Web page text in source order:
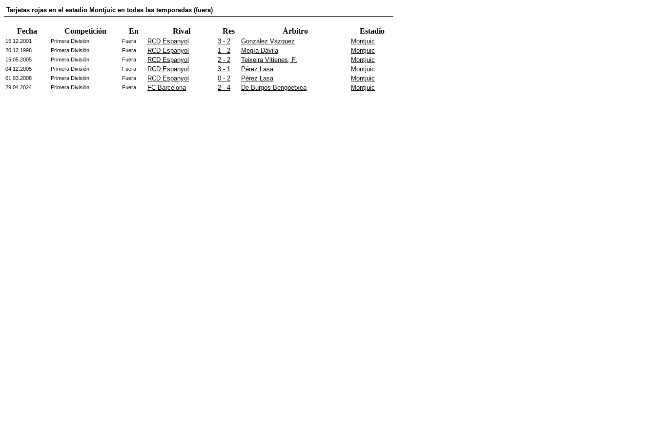
Tarjetas rojas en el estadio Montjuic en todas las temporadas (fuera)
Fecha Competición En Rival Res Árbitro Estadio
15.12.2001 Primera División Fuera RCD Espanyol 3 - 2 González Vázquez Montjuic
20.12.1998 Primera División Fuera RCD Espanyol 1 - 2 Megía Dávila Montjuic
15.05.2005 Primera División Fuera RCD Espanyol 2 - 2 Teixeira Vitienes, F. Montjuic
04.12.2005 Primera División Fuera RCD Espanyol 3 - 1 Pérez Lasa Montjuic
01.03.2008 Primera División Fuera RCD Espanyol 0 - 2 Pérez Lasa Montjuic
29.04.2024 Primera División Fuera FC Barcelona 2 - 4 De Burgos Bengoetxea Montjuic